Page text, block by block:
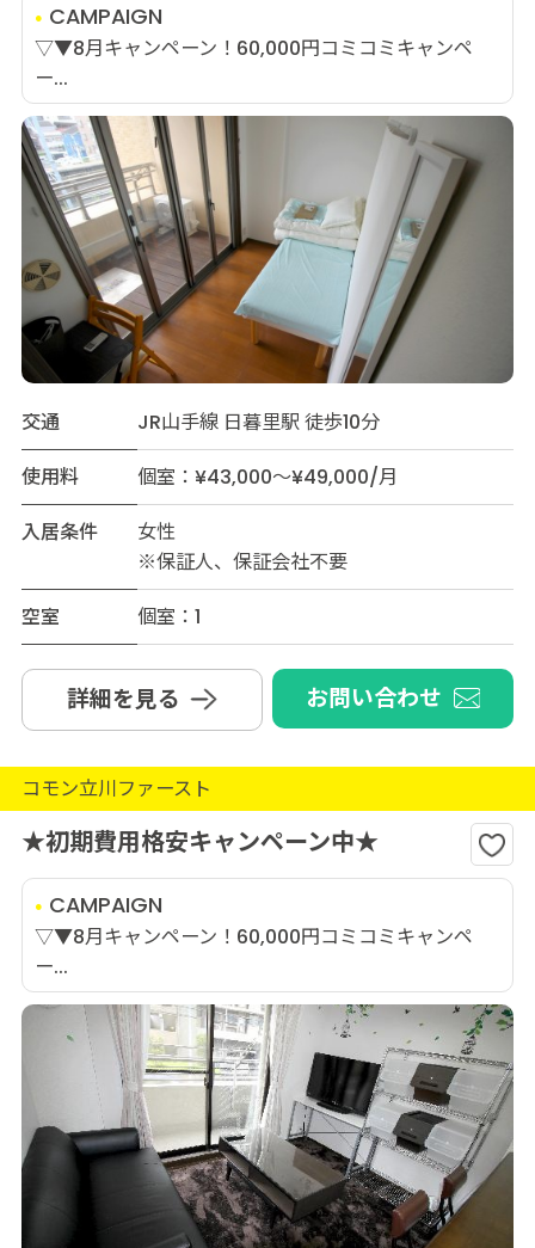
CAMPAIGN
▽▼8月キャンペーン！60,000円コミコミキャンペ
ー...
交通
JR山手線 日暮里駅 徒歩10分
使用料
個室：¥43,000～¥49,000/月
入居条件
女性
※保証人、保証会社不要
空室
個室：1
詳細を見る お問い合わせ
コモン立川ファースト
★初期費用格安キャンペーン中★
CAMPAIGN
▽▼8月キャンペーン！60,000円コミコミキャンペ
ー...